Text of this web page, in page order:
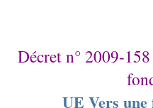
Décret n° 2009-
UE Vers une